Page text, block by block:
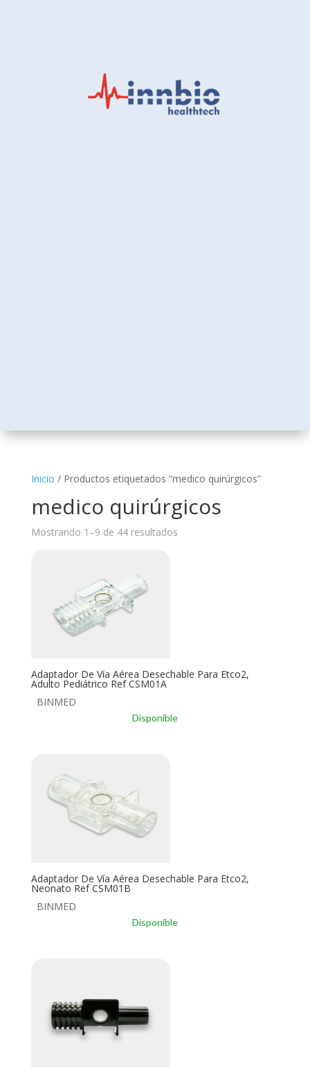
Inicio / Productos etiquetados “medico quirúrgicos”
medico quirúrgicos
Mostrando 1–9 de 44 resultados
Adaptador De Vía Aérea Desechable Para Etco2,
Adulto Pediátrico Ref CSM01A
BINMED
Disponible
Adaptador De Vía Aérea Desechable Para Etco2,
Neonato Ref CSM01B
BINMED
Disponible